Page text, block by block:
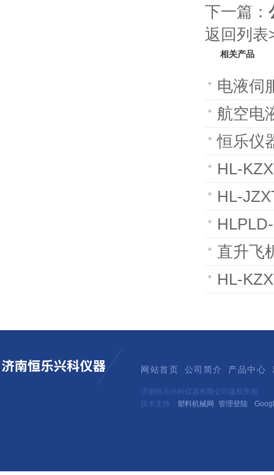
下一篇：
返回列表
相关产品
电液伺
航空电
恒乐仪
HL-
HL-
直升飞
HL-
网站首页 公司简介 产品中心
济南恒乐兴科仪器有限公司版权所有
技术支持： 塑料机械网 管理登陆